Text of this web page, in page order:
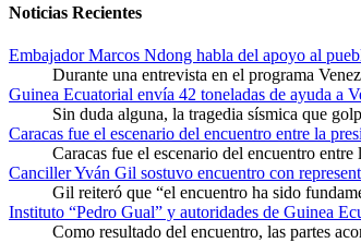
Noticias Recientes
Embajador Marcos Ndong habla del apoyo al
Durante una entrevista en el programa
Guinea Ecuatorial envía 42 toneladas de ayuda a
Sin duda alguna, la tragedia sísmica que
Caracas fue el escenario del encuentro entre la
Caracas fue el escenario del encuentro
Canciller Yván Gil sostuvo encuentro con
Gil reiteró que “el encuentro ha sido
Instituto “Pedro Gual” y autoridades de Guinea
Como resultado del encuentro, las partes